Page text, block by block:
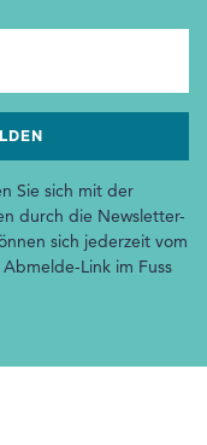
Sie sich mit der
durch die Newsletter-
sich jederzeit vom
Link im Fuss